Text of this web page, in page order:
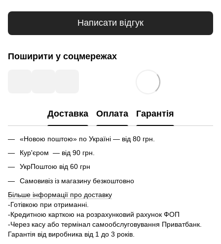
Написати відгук
Поширити у соцмережах
Доставка Оплата Гарантія
«Новою поштою» по Україні — від 80 грн.
Кур'єром — від 90 грн.
УкрПоштою від 60 грн
Самовивіз із магазину безкоштовно
Більше інформації про доставку
-Готівкою при отриманні.
-Кредитною карткою на розрахунковий рахунок ФОП
-Через касу або термінал самообслуговування Приватбанк.
Гарантія від виробника від 1 до 3 років.